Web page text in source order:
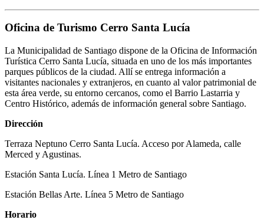
Oficina de Turismo Cerro Santa Lucía
La Municipalidad de Santiago dispone de la Oficina de Información
Turística Cerro Santa Lucía, situada en uno de los más importantes
parques públicos de la ciudad. Allí se entrega información a
visitantes nacionales y extranjeros, en cuanto al valor patrimonial de
esta área verde, su entorno cercanos, como el Barrio Lastarria y
Centro Histórico, además de información general sobre Santiago.
Dirección
Terraza Neptuno Cerro Santa Lucía. Acceso por Alameda, calle
Merced y Agustinas.
Estación Santa Lucía. Línea 1 Metro de Santiago
Estación Bellas Arte. Línea 5 Metro de Santiago
Horario